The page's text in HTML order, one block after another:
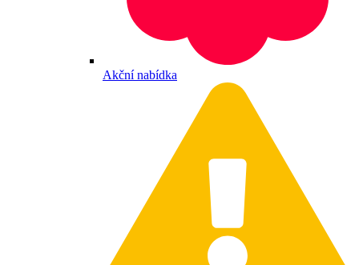
Akční nabídka